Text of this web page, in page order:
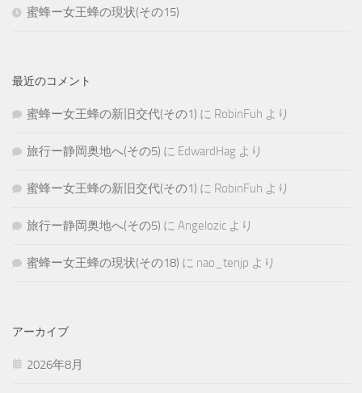
蜜蜂ー女王蜂の現状(その15)
最近のコメント
蜜蜂ー女王蜂の新旧交代(その1) に RobinFuh より
旅行ー静岡奥地へ(その5) に EdwardHag より
蜜蜂ー女王蜂の新旧交代(その1) に RobinFuh より
旅行ー静岡奥地へ(その5) に Angelozic より
蜜蜂ー女王蜂の現状(その18) に nao_tenjp より
アーカイブ
2026年8月